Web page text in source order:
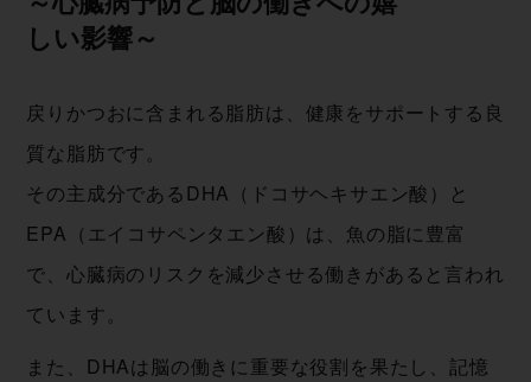
し い 影 響 ～
戻りかつおに含まれる脂肪は、健康をサポートする良
質な脂肪です。
その主成分であるDHA（ドコサヘキサエン酸）と
EPA（エイコサペンタエン酸）は、魚の脂に豊富
で、心臓病のリスクを減少させる働きがあると言われ
ています。
また、DHAは脳の働きに重要な役割を果たし、記憶